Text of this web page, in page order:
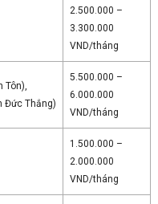
2.500.000 –
3.300.000
VND/tháng
Tôn),
Đức Thắng)
5.500.000 –
6.000.000
VND/tháng
1.500.000 –
2.000.000
VND/tháng